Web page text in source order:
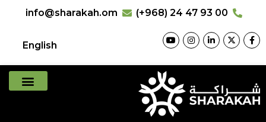
(+968) 24 47 93 00
info@sharakah.om
English